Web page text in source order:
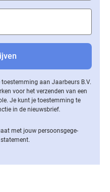
aan Jaarbeurs B.V.
voor het verzenden van een
Je kunt je toestemming te
in de nieuwsbrief.
met jouw per­soons­ge­ge­